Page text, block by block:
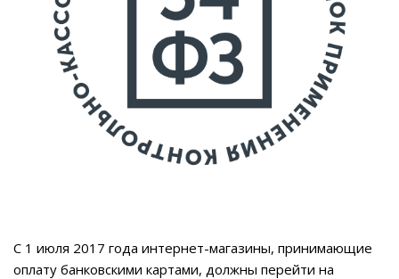
С 1 июля 2017 года интернет-магазины, принимающие
оплату банковскими картами, должны перейти на